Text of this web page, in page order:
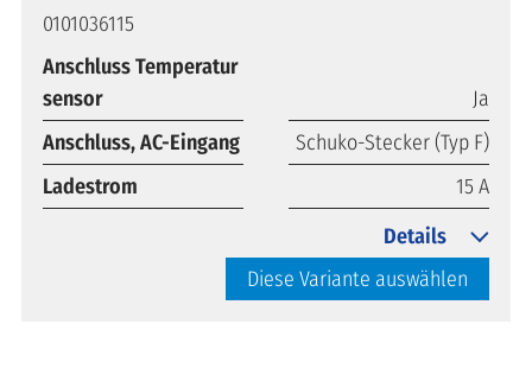
0101036115
Anschluss Temperatur
sensor
Ja
Anschluss, AC-Eingang
Schuko-Stecker (Typ F)
Ladestrom
15 A
Diese Variante auswählen
Details